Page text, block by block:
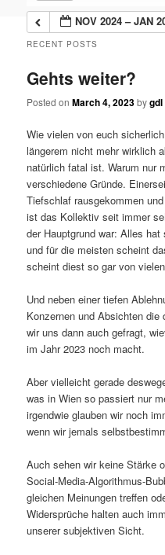
NOV 2024 – JAN
RECENT POSTS
Gehts weiter?
Posted onMarch 4, 2023bygdl
Wie vielen von euch
längerem nicht mehr wirklich
natürlich fatal ist. Warum nur
verschiedene Gründe.
Tiefschlaf rausgekommen
ist das Kollektiv seit immer
der Hauptgrund war: Alles hat
und für die meisten scheint
scheint diest so gar von
Und neben einer tiefen
Konzernen und Absichten die
wir uns dann auch gefragt,
im Jahr 2023 noch macht.
Aber vielleicht gerade
was in Wien so passiert nur
irgendwie glauben wir noch
wenn wir jemals
Auch sehen wir keine Stärke
Social-Media-Algorithmus-
gleichen Meinungen treffen
Widersprüche halten auch
unserer subjektiven Sicht.